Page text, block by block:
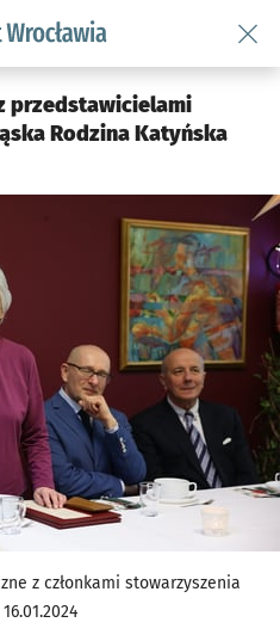
podserwis: Prezydent
przedstawicielami
Rodzina Katyńska
z członkami stowarzyszenia